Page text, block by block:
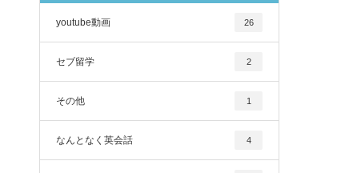
youtube動画 26
セブ留学 2
その他 1
なんとなく英会話 4